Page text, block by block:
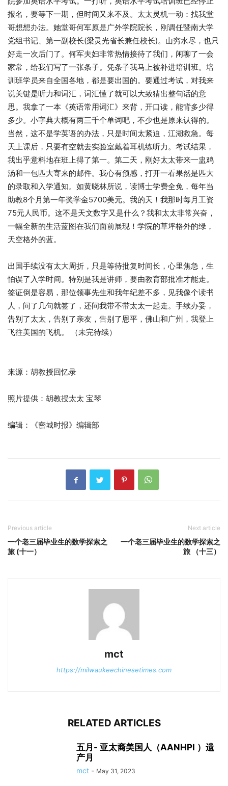
报名，要等下一期，但时间又来不及。太太灵机一动：找我堂
哥想想办法。她堂哥何军原是广外学院院长，刚调任暨南大学
党组书记、第一副校长(梁灵光省长兼任校长)。山穷水尽，也只
好走一次后门了。何军夫妇非常热情接待了我们，闲聊了一会
家常，给我们写了一张条子。凭条子我马上被补进培训班。培
训班学员来自全国各地，都是要出国的。要通过考试，对我来
说关键是听力和词汇，词汇懂了就可以大致猜出整句话的意
思。我拿了一本《英语常用词汇》来背，开口读，能背多少得
多少。小字典大概有两三千个单词吧，不少也是原来认得的。
当然，这不是学英语的办法，只是时间太紧迫，江湖救急。每
天上课后，只要有空就去实验室戴着耳机练听力。考试结果，
我出乎意料地在班上得了第一。第二天，刚好太太带来一盅鸡
汤和一包匹大寄来的邮件。我心有预感，打开一看果然是匹大
的录取和入学通知。如黄晓林所说，读博士学费全免，每年当
助教8个月第一年奖学金5700美元。我的天！我那时每月工资
75元人民币。这不是天文数字又是什么？我和太太非常兴奋，
一幅全新的生活蓝图在我们面前展现！学院的草坪格外的绿，
天空格外的蓝。
出国手续没有太大周折，只是等待批复时间长，心里焦急，生
怕误了入学时间。特别是我是讲师，要由教育部批准才能走。
签证倒是容易，那位领事先生和我年纪差不多，见我像个读书
人，问了几句就签了，还问我带不带太太一起走。手续办妥，
告别了太太，告别了亲友，告别了恩平，佛山和广州，我登上
飞往美国的飞机。 （未完待续）
来源：胡教授回忆录
照片提供：胡教授太太 宝琴
编辑：《密城时报》编辑部
Previous article
一个老三届毕业生的数学探索之
旅 (十一）
Next article
一个老三届毕业生的数学探索之
旅 （十三）
mct
https://milwaukeechinesetimes.com
RELATED ARTICLES
五月- 亚太裔美国人（AANHPI ）遗
产月
mct - May 31, 2023